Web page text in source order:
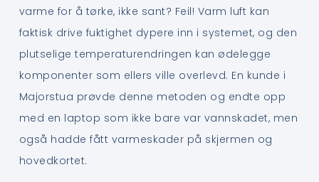
varme for å tørke, ikke sant? Feil! Varm luft kan
faktisk drive fuktighet dypere inn i systemet, og den
plutselige temperaturendringen kan ødelegge
komponenter som ellers ville overlevd. En kunde i
Majorstua prøvde denne metoden og endte opp
med en laptop som ikke bare var vannskadet, men
også hadde fått varmeskader på skjermen og
hovedkortet.